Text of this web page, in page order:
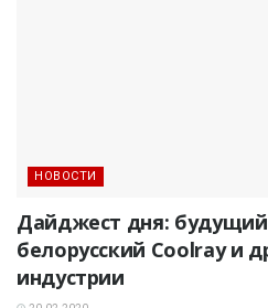
НОВОСТИ
Дайджест дня: будущий
белорусский Coolray и
индустрии